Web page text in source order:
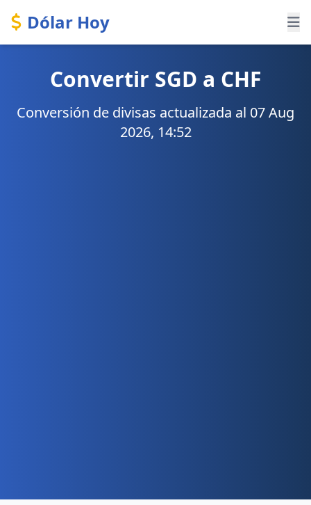
Dólar Hoy
Convertir SGD a CHF
Conversión de divisas actualizada al 07 Aug
2026, 14:52